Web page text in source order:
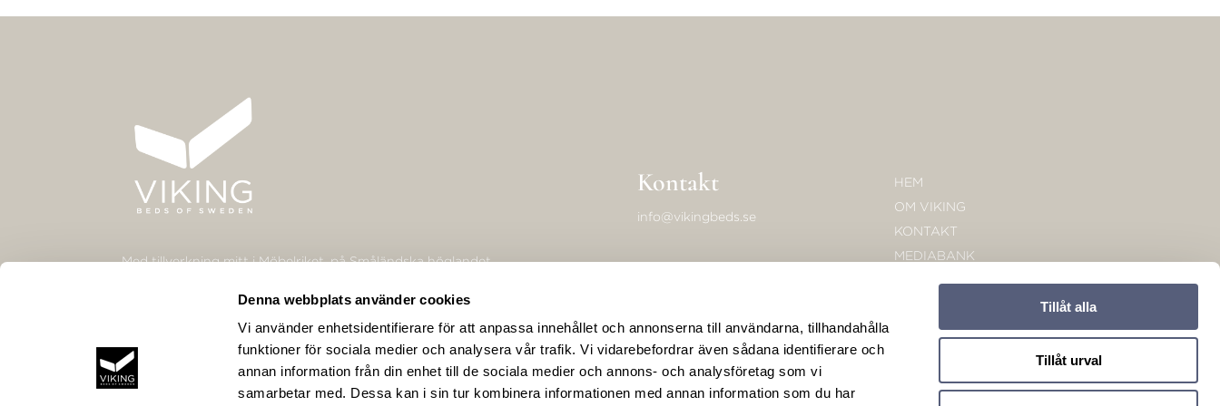
Denna webbplats använder cookies
Vi använder enhetsidentifierare för att anpassa innehållet och annonserna till användarna, tillhandahålla
funktioner för sociala medier och analysera vår trafik. Vi vidarebefordrar även sådana identifierare och
annan information från din enhet till de sociala medier och annons- och analysföretag som vi
samarbetar med. Dessa kan i sin tur kombinera informationen med annan information som du har
Tillåt alla
Tillåt urval
Med tillverkning mitt i Möbelriket, på Småländska höglandet,
Kontakt
info@vikingbeds.se
Viking Beds of Sweden AB
Forngatan 16A
574 50 Ekenässjön, Sweden
HEM
OM VIKING
KONTAKT
MEDIABANK